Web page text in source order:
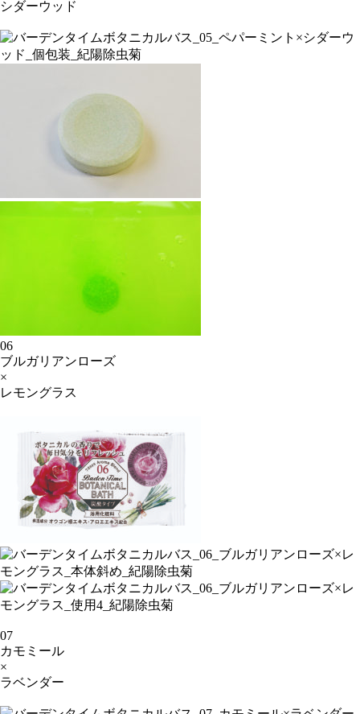
シダーウッド
06
ブルガリアンローズ
×
レモングラス
07
カモミール
×
ラベンダー